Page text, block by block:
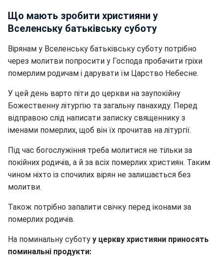
Що мають зробити християни у
Вселенську батьківську суботу
Вірянам у Вселенську батьківську суботу потрібно
через молитви попросити у Господа пробачити гріхи
померлим родичам і дарувати їм Царство Небесне.
У цей день варто піти до церкви на заупокійну
Божественну літургію та загальну панахиду. Перед
відправою слід написати записку священнику з
іменами померлих, щоб він їх прочитав на літургії.
Під час богослужіння треба молитися не тільки за
покійних родичів, а й за всіх померлих християн. Таким
чином ніхто із спочилих вірян не залишається без
молитви.
Також потрібно запалити свічку перед іконами за
померлих родичів.
На поминальну суботу у церкву християни приносять
поминальні продукти: